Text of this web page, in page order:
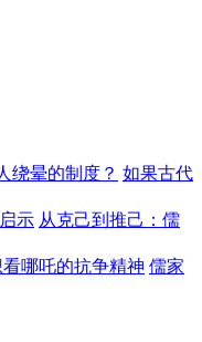
绕晕的制度？ 如果古代
示 从克己到推己：儒
哪吒的抗争精神 儒家